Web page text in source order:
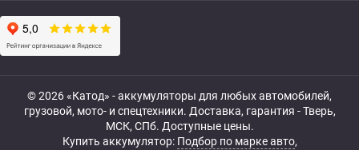
© 2026 «Катод» - аккумуляторы для любых автомобилей,
грузовой, мото- и спецтехники. Доставка, гарантия - Тверь,
МСК, СПб. Доступные цены.
Купить аккумулятор: Подбор по марке авто,